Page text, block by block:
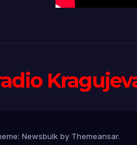
Newsbulk by Themeansar.